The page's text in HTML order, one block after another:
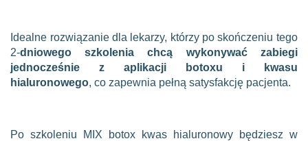
Idealne rozwiązanie dla lekarzy, którzy po skończeniu tego
2-dniowego szkolenia chcą wykonywać zabiegi
jednocześnie z aplikacji botoxu i kwasu
hialuronowego, co zapewnia pełną satysfakcję pacjenta.
Po szkoleniu MIX botox kwas hialuronowy będziesz w